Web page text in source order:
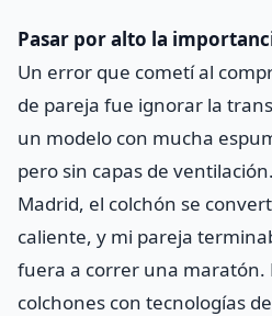
Pasar por alto la
Un error que cometí al
de pareja fue ignorar la
un modelo con mucha
pero sin capas de
Madrid, el colchón se
caliente, y mi pareja
fuera a correr una maratón.
colchones con tecnologías